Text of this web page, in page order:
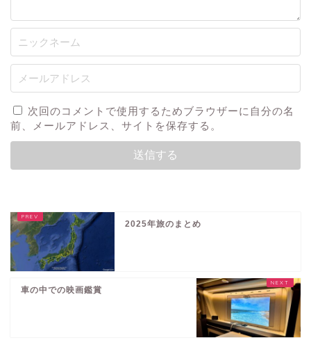
次回のコメントで使用するためブラウザーに自分の名
前、メールアドレス、サイトを保存する。
2025年旅のまとめ
車の中での映画鑑賞